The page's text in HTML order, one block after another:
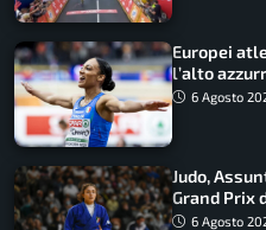
Europei
l’alto
6 Agosto
Judo,
Grand Prix
6 Agosto